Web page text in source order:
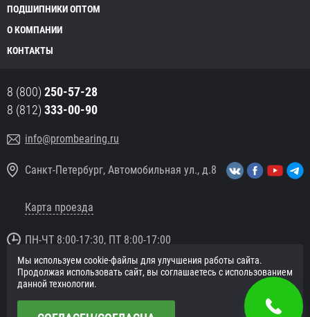
ПОДШИПНИКИ ОПТОМ
О КОМПАНИИ
КОНТАКТЫ
8 (800) 250-57-28
8 (812) 333-00-90
info@prombearing.ru
Санкт-Петербург, Автомобильная ул., д.8
Карта проезда
ПН-ЧТ 8:00-17:30, ПТ 8:00-17:00
© 2016 «PromBearing.ru»
Подшипники оптом и в розницу.
Мы используем cookie-файлы для улучшения работы сайта.
Продолжая использовать сайт, вы соглашаетесь с использованием
данной технологии.